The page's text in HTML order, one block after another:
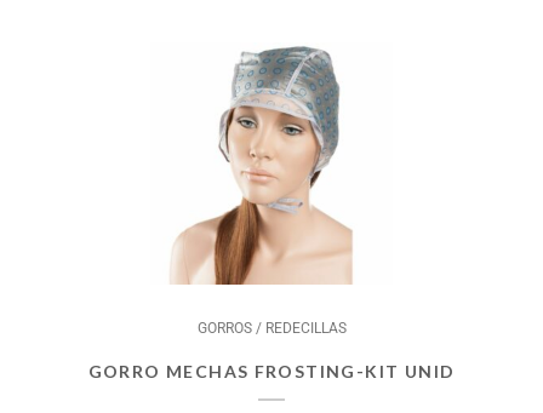
GORROS / REDECILLAS
GORRO MECHAS FROSTING-KIT UNID